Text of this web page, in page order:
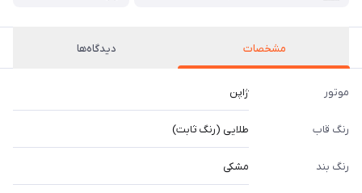
مشخصات دیدگاه‌ها
موتور ژاپن
رنگ قاب طلایی (رنگ ثابت)
رنگ بند مشکی